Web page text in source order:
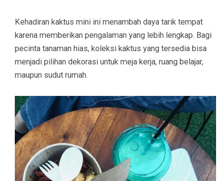
Kehadiran kaktus mini ini menambah daya tarik tempat
karena memberikan pengalaman yang lebih lengkap. Bagi
pecinta tanaman hias, koleksi kaktus yang tersedia bisa
menjadi pilihan dekorasi untuk meja kerja, ruang belajar,
maupun sudut rumah.